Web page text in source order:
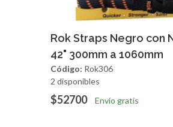
Agregar
Rok Straps Negro con
42" 300mm a 1060mm
Código: Rok306
2 disponibles
$52700 Envío gratis